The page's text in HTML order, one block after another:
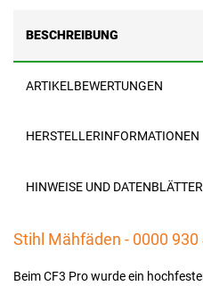
BESCHREIBUNG
ARTIKELBEWERTUNGEN
HERSTELLERINFORMATIONEN
HINWEISE UND DATENBLÄTTER
Stihl Mähfäden - 0000 930
Beim CF3 Pro wurde ein